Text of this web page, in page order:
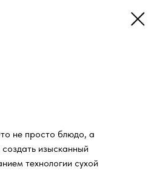
не просто блюдо, а
изысканный
технологии сухой